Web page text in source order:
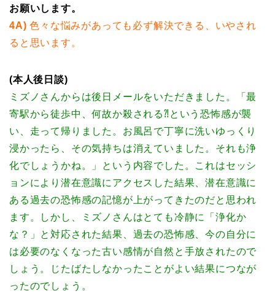
お願いします。
4A) 色々な悩みがあっても必ず解決できる、いやされ
ると思います。
(本人後日談)
ミズノさんからは後日メールをいただきました。「最
寄駅から徒歩中、何故か殺される⁈という恐怖感が襲
い、走って帰りました。お風呂で丁寧に洗いゆっくり
浸かったら、その気持ちは消えていました。それも浄
化でしょうかね。」という内容でした。これはセッシ
ョンにより潜在意識にアクセスした結果、潜在意識に
ある過去の恐怖感の記憶が上がってきたのだと思われ
ます。しかし、ミズノさんはとても冷静に「浄化か
な？」と対応された結果、過去の恐怖感、今の自分に
は必要のなくなった古い感情が自然と手放されたので
しょう。じたばたしなかったことがよい結果につなが
ったのでしょう。